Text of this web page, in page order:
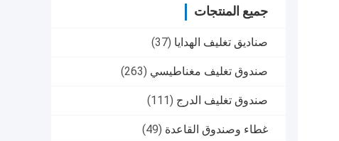
جميع المنتجات
صناديق تغليف الهدايا (37)
صندوق تغليف مغناطيسي (263)
صندوق تغليف الدرج (111)
غطاء وصندوق القاعدة (49)